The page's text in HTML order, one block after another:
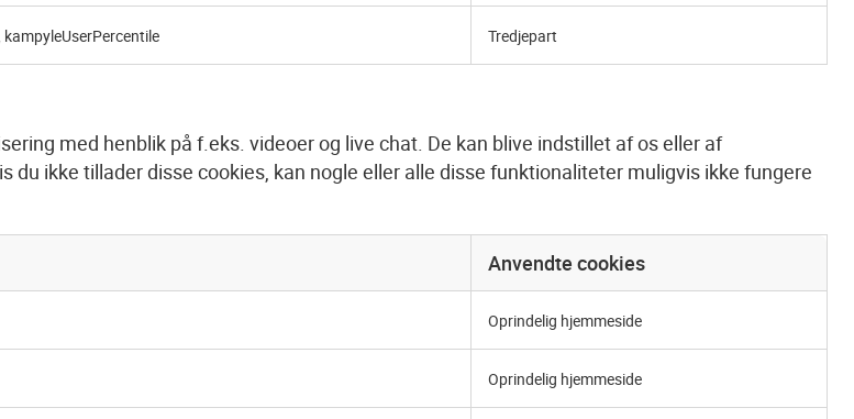
Tredjepart
med henblik på f.eks. videoer og live chat. De kan blive indstillet af os eller af
ikke tillader disse cookies, kan nogle eller alle disse funktionaliteter muligvis ikke fungere
Anvendte cookies
Oprindelig hjemmeside
Oprindelig hjemmeside